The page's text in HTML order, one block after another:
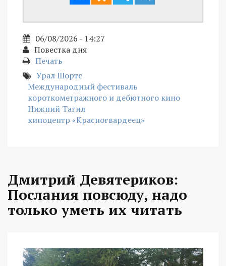
06/08/2026 - 14:27
Повестка дня
Печать
Урал Шортс
Международный фестиваль
короткометражного и дебютного кино
Нижний Тагил
киноцентр «Красногвардеец»
Дмитрий Девятериков:
Послания повсюду, надо
только уметь их читать